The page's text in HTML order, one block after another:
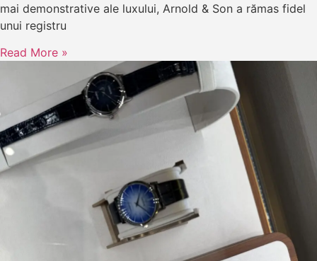
mai demonstrative ale luxului, Arnold & Son a rămas fidel
unui registru
Read More »